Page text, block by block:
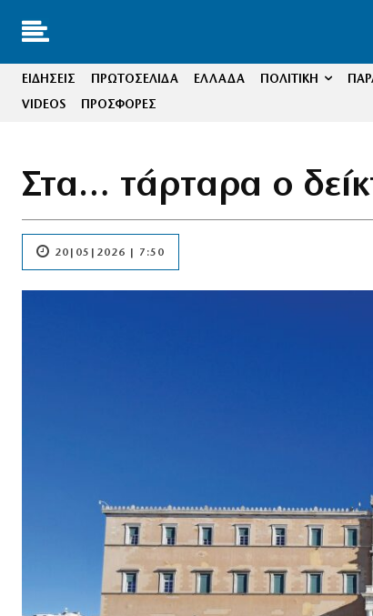
ΕΙΔΗΣΕΙΣ ΠΡΩΤΟΣΕΛΙΔΑ ΕΛΛΑΔΑ ΠΟΛΙΤΙΚΗ
VIDEOS
ΠΡΟΣΦΟΡΕΣ
Στα… τάρταρα ο
20|05|2026 | 7:50